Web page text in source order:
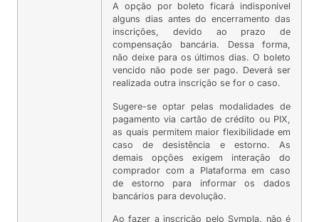
A opção por boleto ficará indisponível
alguns dias antes do encerramento das
inscrições, devido ao prazo de
compensação bancária. Dessa forma,
não deixe para os últimos dias. O boleto
vencido não pode ser pago. Deverá ser
realizada outra inscrição se for o caso.
Sugere-se optar pelas modalidades de
pagamento via cartão de crédito ou PIX,
as quais permitem maior flexibilidade em
caso de desistência e estorno. As
demais opções exigem interação do
comprador com a Plataforma em caso
de estorno para informar os dados
bancários para devolução.
Ao fazer a inscrição pelo Sympla, não é